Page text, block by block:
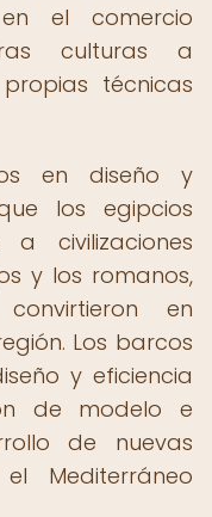
el comercio
culturas a
técnicas
en diseño y
los egipcios
civilizaciones
y los romanos,
en
Los barcos
y eficiencia
de modelo e
de nuevas
Mediterráneo